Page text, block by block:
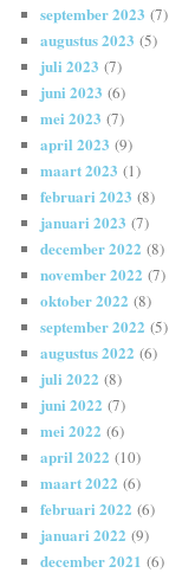
september 2023 (7)
augustus 2023 (5)
juli 2023 (7)
juni 2023 (6)
mei 2023 (7)
april 2023 (9)
maart 2023 (1)
februari 2023 (8)
januari 2023 (7)
december 2022 (8)
november 2022 (7)
oktober 2022 (8)
september 2022 (5)
augustus 2022 (6)
juli 2022 (8)
juni 2022 (7)
mei 2022 (6)
april 2022 (10)
maart 2022 (6)
februari 2022 (6)
januari 2022 (9)
december 2021 (6)